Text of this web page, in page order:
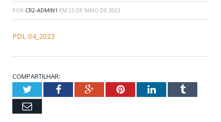
POR CR2-ADMIN1 EM 25 DE MAIO DE 2023
PDL 04_2023
COMPARTILHAR:
TwitterFacebookGoogle+PinterestLinkedInTumblr
Email